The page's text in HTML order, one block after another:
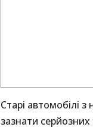
Старі автомобілі
зазнати